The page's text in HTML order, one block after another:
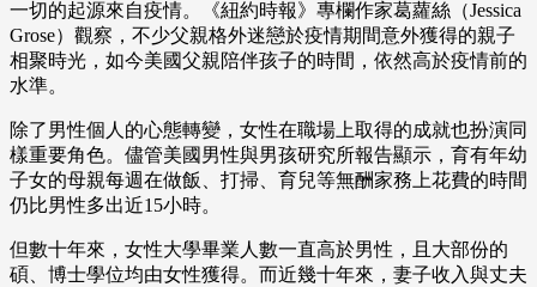
一切的起源來自疫情。《紐約時報》專欄作家葛蘿絲（Jessica
Grose）觀察，不少父親格外迷戀於疫情期間意外獲得的親子
相聚時光，如今美國父親陪伴孩子的時間，依然高於疫情前的
水準。
除了男性個人的心態轉變，女性在職場上取得的成就也扮演同
樣重要角色。儘管美國男性與男孩研究所報告顯示，育有年幼
子女的母親每週在做飯、打掃、育兒等無酬家務上花費的時間
仍比男性多出近15小時。
但數十年來，女性大學畢業人數一直高於男性，且大部份的
碩、博士學位均由女性獲得。而近幾十年來，妻子收入與丈夫